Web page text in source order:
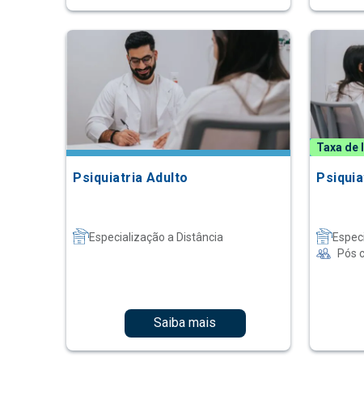
Psiquiatria Adulto
Especialização a Distância
Saiba mais
Taxa de
Pós